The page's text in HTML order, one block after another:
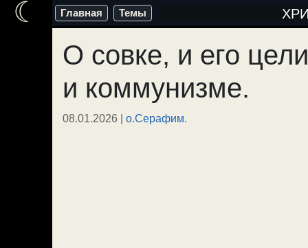
Перейти
содержимому
Главная Темы
О совке, и его
и коммунизме.
08.01.2026 | о.Серафим.
☾